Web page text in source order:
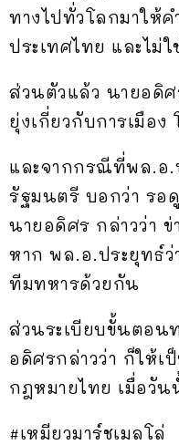
ทางไปทั่วโลกมาให้
ประเทศไทย และไม่
ส่วนตัวแล้ว นายอดิศ
ยุ่งเกี่ยวกับการเมือ
และจากกรณีที่พล.อ.
รัฐมนตรี บอกว่า รอ
นายอดิศร กล่าวว่า
หาก พล.อ.ประยุทธ์ว่
ทีมทหารด้วยกัน
ส่วนระเบียบขั้นตอน
อดิศรกล่าวว่า ก็ให้เ
กฎหมายไทย เมื่อวัน
#เหมียวมาร์ชเมลโล่